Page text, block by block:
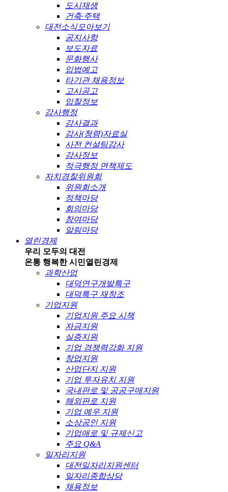
도시재생
건축·주택
대전소식모아보기
공지사항
보도자료
문화행사
입법예고
타기관 채용정보
고시공고
입찰정보
감사행정
감사결과
감사(청렴)자료실
사전 컨설팅감사
감사정보
적극행정 면책제도
자치경찰위원회
위원회소개
정책마당
회의마당
참여마당
알림마당
열린경제
우리 모두의 대전
온통 행복한 시민열린경제
과학산업
대덕연구개발특구
대덕특구 재창조
기업지원
기업지원 주요 시책
자금지원
실증지원
기업 경쟁력강화 지원
창업지원
산업단지 지원
기업 투자유치 지원
국내판로 및 공공구매지원
해외판로 지원
기업 예우 지원
소상공인 지원
기업애로 및 규제신고
주요 Q&A
일자리지원
대전일자리지원센터
일자리종합상담
채용정보